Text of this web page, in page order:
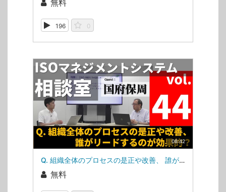
無料
196 0
08:42
Q. 組織全体のプロセスの是正や改善、 誰がリードするのが効果的？（ISOマネジメントシステム相談室・第44回）
無料